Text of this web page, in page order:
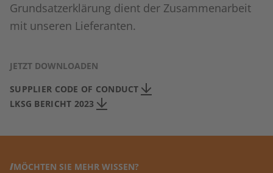
Grundsatzerklärung dient der Zusammenarbeit
mit unseren Lieferanten.
JETZT DOWNLOADEN
SUPPLIER CODE OF CONDUCT
LKSG BERICHT 2023
MÖCHTEN SIE MEHR WISSEN?